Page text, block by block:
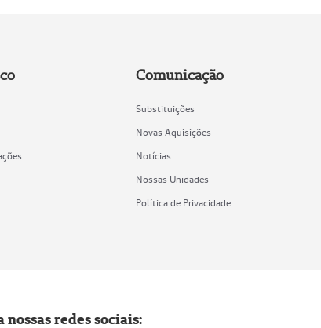
Comunicação
Substituições
Novas Aquisições
Notícias
Nossas Unidades
Política de Privacidade
nossas redes sociais: